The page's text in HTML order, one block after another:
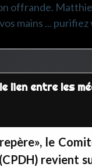
offrande.
mains ...
lien entre les
le
revient